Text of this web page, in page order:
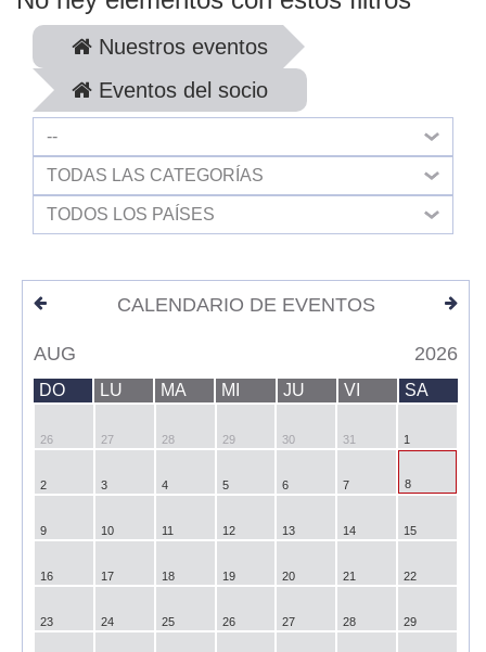
Nuestros eventos
Eventos del socio
--
TODAS LAS CATEGORÍAS
TODOS LOS PAÍSES
CALENDARIO DE EVENTOS
AUG 2026
DO LU MA MI JU VI SA
26 27 28 29 30 31 1
2 3 4 5 6 7 8
9 10 11 12 13 14 15
16 17 18 19 20 21 22
23 24 25 26 27 28 29